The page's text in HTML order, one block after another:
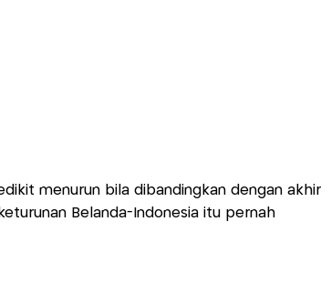
menurun bila dibandingkan dengan akhir
Belanda-Indonesia itu pernah